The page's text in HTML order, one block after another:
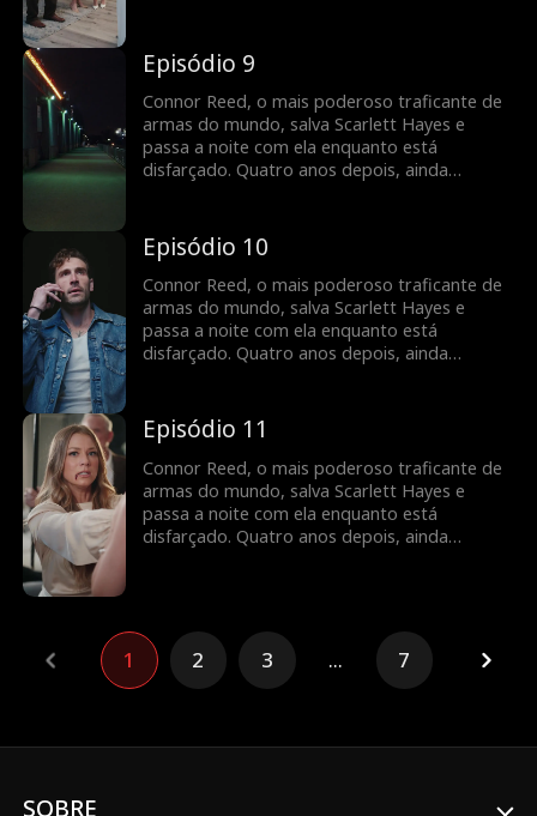
em segurança... sem revelar a sua verdadeira
identidade.
Episódio 9
Connor Reed, o mais poderoso traficante de
armas do mundo, salva Scarlett Hayes e
passa a noite com ela enquanto está
disfarçado. Quatro anos depois, ainda
em segurança... sem revelar a sua verdadeira
identidade.
Episódio 10
Connor Reed, o mais poderoso traficante de
armas do mundo, salva Scarlett Hayes e
passa a noite com ela enquanto está
disfarçado. Quatro anos depois, ainda
em segurança... sem revelar a sua verdadeira
identidade.
Episódio 11
Connor Reed, o mais poderoso traficante de
armas do mundo, salva Scarlett Hayes e
passa a noite com ela enquanto está
disfarçado. Quatro anos depois, ainda
identidade.
1 2 3 ... 7
SOBRE